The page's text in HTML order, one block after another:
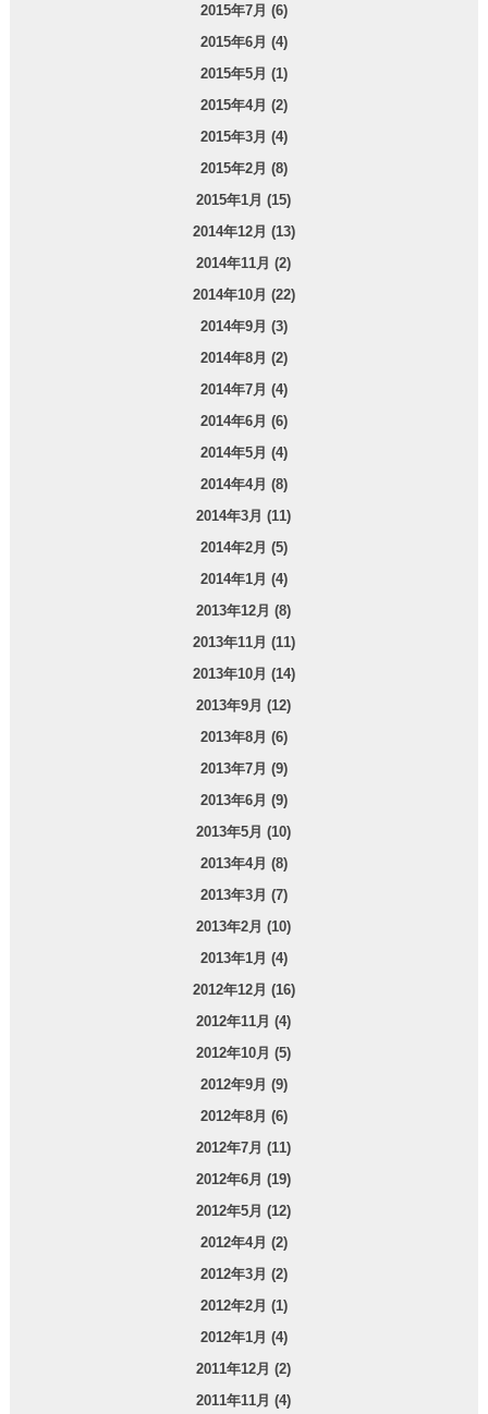
2015年7月 (6)
2015年6月 (4)
2015年5月 (1)
2015年4月 (2)
2015年3月 (4)
2015年2月 (8)
2015年1月 (15)
2014年12月 (13)
2014年11月 (2)
2014年10月 (22)
2014年9月 (3)
2014年8月 (2)
2014年7月 (4)
2014年6月 (6)
2014年5月 (4)
2014年4月 (8)
2014年3月 (11)
2014年2月 (5)
2014年1月 (4)
2013年12月 (8)
2013年11月 (11)
2013年10月 (14)
2013年9月 (12)
2013年8月 (6)
2013年7月 (9)
2013年6月 (9)
2013年5月 (10)
2013年4月 (8)
2013年3月 (7)
2013年2月 (10)
2013年1月 (4)
2012年12月 (16)
2012年11月 (4)
2012年10月 (5)
2012年9月 (9)
2012年8月 (6)
2012年7月 (11)
2012年6月 (19)
2012年5月 (12)
2012年4月 (2)
2012年3月 (2)
2012年2月 (1)
2012年1月 (4)
2011年12月 (2)
2011年11月 (4)